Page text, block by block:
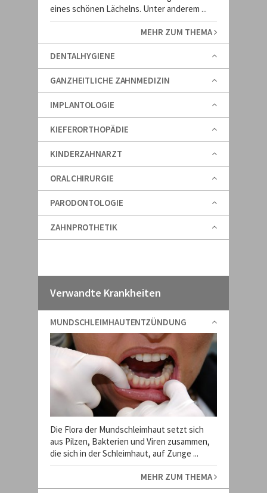
eines schönen Lächelns. Unter anderem ...
MEHR ZUM THEMA
DENTALHYGIENE
GANZHEITLICHE ZAHNMEDIZIN
IMPLANTOLOGIE
KIEFERORTHOPÄDIE
KINDERZAHNARZT
ORALCHIRURGIE
PARODONTOLOGIE
ZAHNPROTHETIK
Verwandte Krankheiten
MUNDSCHLEIMHAUTENTZÜNDUNG
Die Flora der Mundschleimhaut setzt sich
aus Pilzen, Bakterien und Viren zusammen,
die sich in der Schleimhaut, auf Zunge ...
MEHR ZUM THEMA